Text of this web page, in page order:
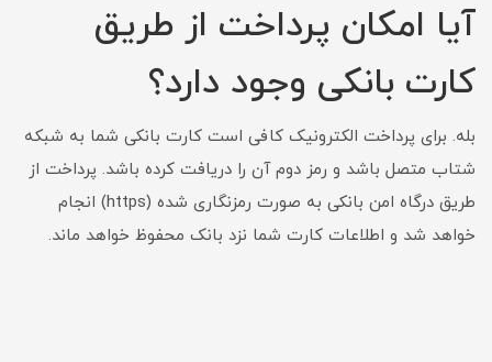
آیا امکان پرداخت از طریق
کارت بانکی وجود دارد؟
بله. برای پرداخت الکترونیک کافی است کارت بانکی شما به شبکه
شتاب متصل باشد و رمز دوم آن را دریافت کرده باشد. پرداخت از
طریق درگاه امن بانکی به صورت رمزنگاری شده (https) انجام
خواهد شد و اطلاعات کارت شما نزد بانک محفوظ خواهد ماند.